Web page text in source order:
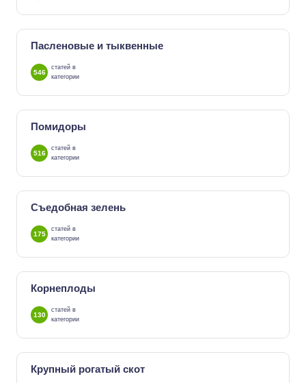
Пасленовые и тыквенные
546
статей в
категории
Помидоры
516
статей в
категории
Съедобная зелень
175
статей в
категории
Корнеплоды
130
статей в
категории
Крупный рогатый скот